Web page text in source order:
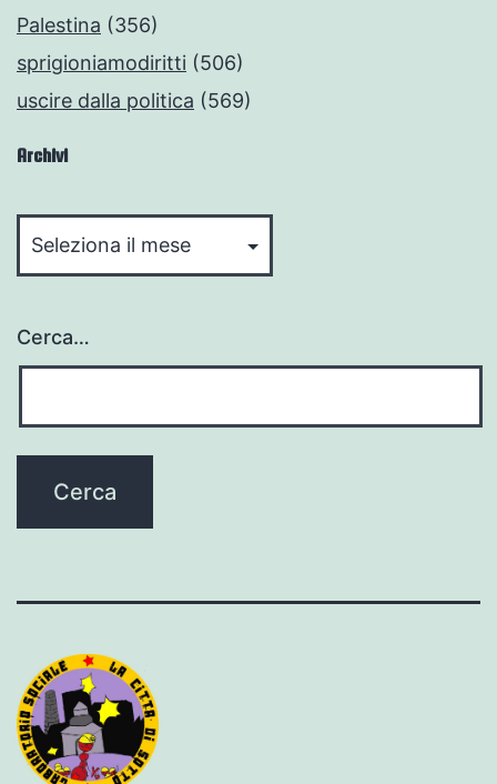
Palestina (356)
sprigioniamodiritti (506)
uscire dalla politica (569)
Archivi
Cerca…